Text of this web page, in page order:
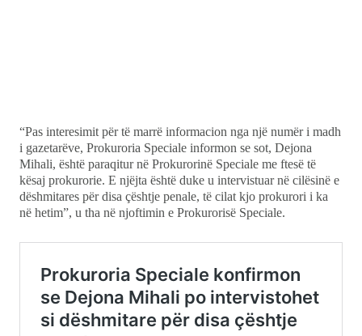
“Pas interesimit për të marrë informacion nga një numër i madh
i gazetarëve, Prokuroria Speciale informon se sot, Dejona
Mihali, është paraqitur në Prokurorinë Speciale me ftesë të
kësaj prokurorie. E njëjta është duke u intervistuar në cilësinë e
dëshmitares për disa çështje penale, të cilat kjo prokurori i ka
në hetim”, u tha në njoftimin e Prokurorisë Speciale.